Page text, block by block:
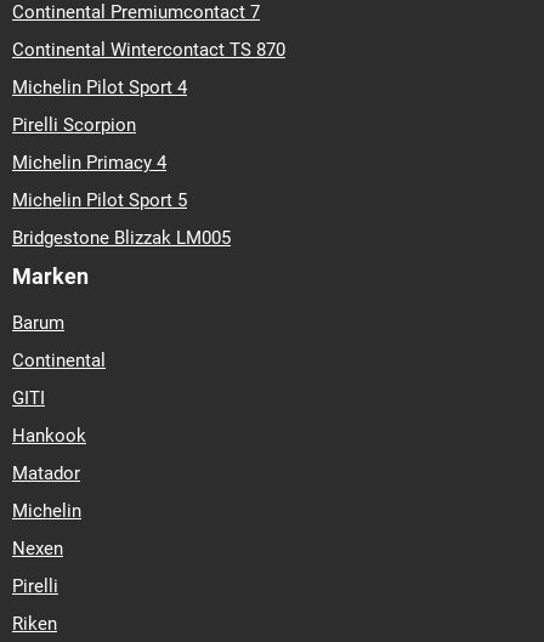
Continental Premiumcontact 7
Continental Wintercontact TS 870
Michelin Pilot Sport 4
Pirelli Scorpion
Michelin Primacy 4
Michelin Pilot Sport 5
Bridgestone Blizzak LM005
Marken
Barum
Continental
GITI
Hankook
Matador
Michelin
Nexen
Pirelli
Riken